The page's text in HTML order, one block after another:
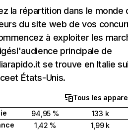
la répartition dans le monde
du site web de vos
à exploiter les
principale de
se trouve en Italie
États-Unis.
Tous les
94,95 %
133 k
1,42 %
1,99 k